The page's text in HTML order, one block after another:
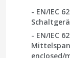
- EN/IEC
- EN/IEC
enclosed/